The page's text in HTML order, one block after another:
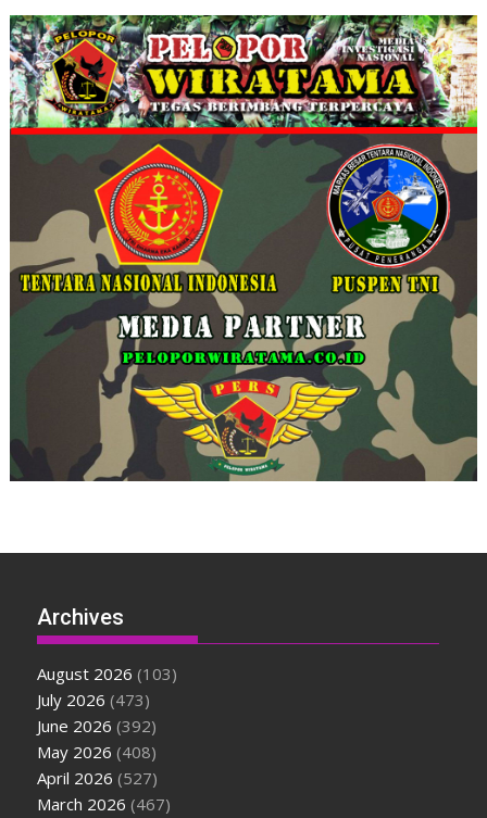
Archives
August 2026 (103)
July 2026 (473)
June 2026 (392)
May 2026 (408)
April 2026 (527)
March 2026 (467)